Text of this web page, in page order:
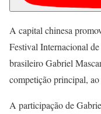
A capital chinesa
Festival Internacional
brasileiro Gabriel
competição principal,
A participação de